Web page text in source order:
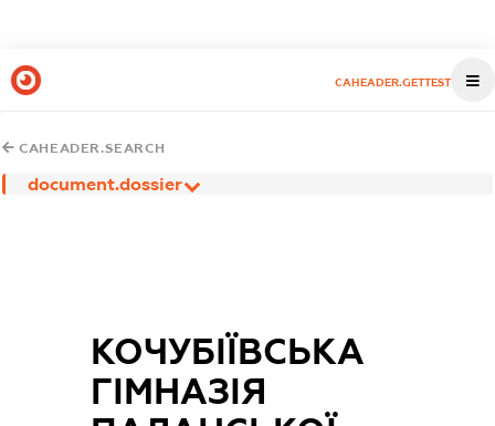
CAHEADER.GETTEST
CAHEADER.SEARCH
document.dossier
КОЧУБІЇВСЬКА
ГІМНАЗІЯ